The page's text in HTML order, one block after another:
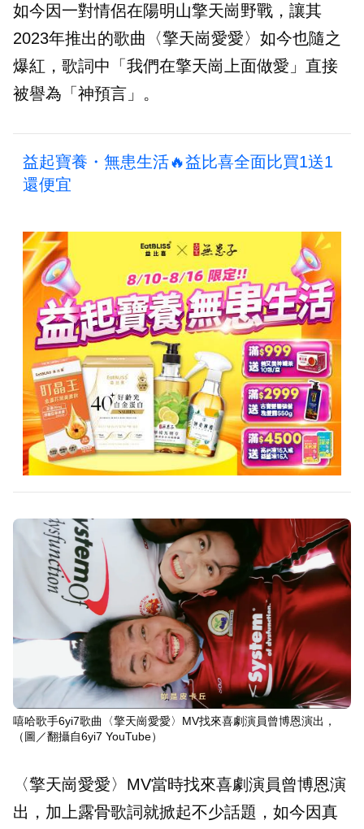
如今因一對情侶在陽明山擎天崗野戰，讓其
2023年推出的歌曲〈擎天崗愛愛〉如今也隨之
爆紅，歌詞中「我們在擎天崗上面做愛」直接
被譽為「神預言」。
益起寶養・無患生活🔥益比喜全面比買1送1
還便宜
嘻哈歌手6yi7歌曲〈擎天崗愛愛〉MV找來喜劇演員曾博恩演出，
（圖／翻攝自6yi7 YouTube）
〈擎天崗愛愛〉MV當時找來喜劇演員曾博恩演
出，加上露骨歌詞就掀起不少話題，如今因真